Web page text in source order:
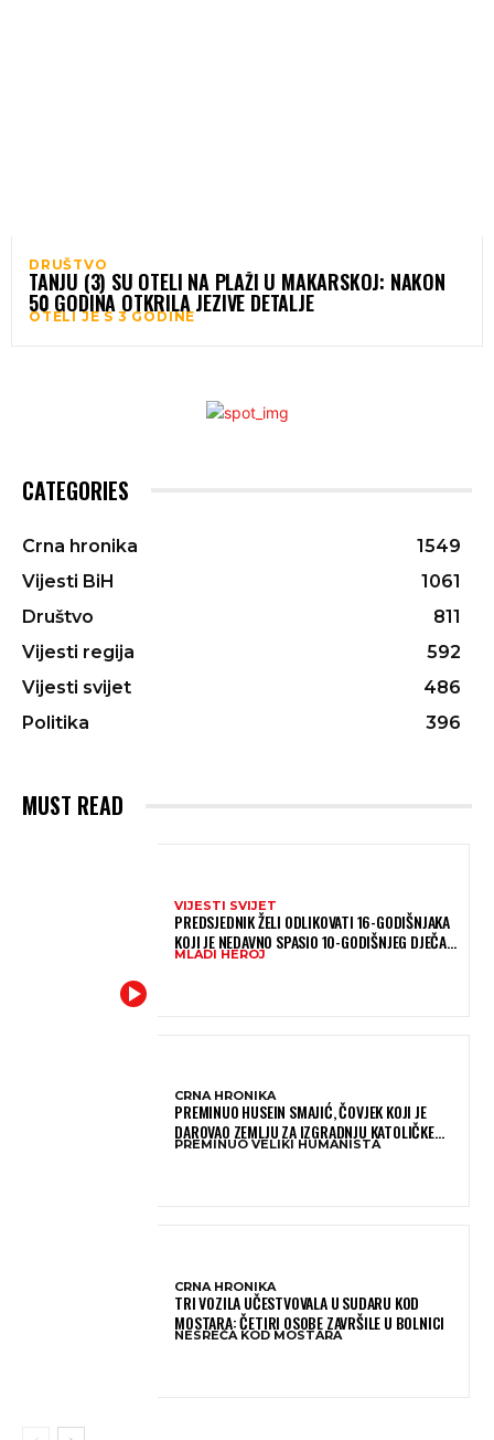
DRUŠTVO
TANJU (3) SU OTELI NA PLAŽI U MAKARSKOJ: NAKON
50 GODINA OTKRILA JEZIVE DETALJE
OTELI JE S 3 GODINE
CATEGORIES
Crna hronika
1549
Vijesti BiH
1061
Društvo
811
Vijesti regija
592
Vijesti svijet
486
Politika
396
MUST READ
VIJESTI SVIJET
PREDSJEDNIK ŽELI ODLIKOVATI 16-GODIŠNJAKA
KOJI JE NEDAVNO SPASIO 10-GODIŠNJEG DJEČAKA
IZ SMRTONOSNIH VALOVA
MLADI HEROJ
CRNA HRONIKA
PREMINUO HUSEIN SMAJIĆ, ČOVJEK KOJI JE
DAROVAO ZEMLJU ZA IZGRADNJU KATOLIČKE
CRKVE U BUGOJNU
PREMINUO VELIKI HUMANISTA
CRNA HRONIKA
TRI VOZILA UČESTVOVALA U SUDARU KOD
MOSTARA: ČETIRI OSOBE ZAVRŠILE U BOLNICI
NESREĆA KOD MOSTARA